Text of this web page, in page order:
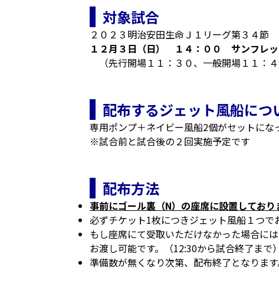
対象試合
２０２３明治安田生命Ｊ１リーグ第３４節
１２月３日（日） １４：００ サンフレ
（先行開場１１：３０、一般開場１１：４
配布するジェット風船につ
専用ポンプ＋ネイビー風船2個がセットにな
※試合前と試合後の２回実施予定です
配布方法
事前にゴール裏（N）の座席に設置しており
必ずチケット1枚につきジェット風船１つで
もし座席にて受取いただけなかった場合に
お渡し可能です。（12:30から試合終了まで）
準備数が無くなり次第、配布終了となります